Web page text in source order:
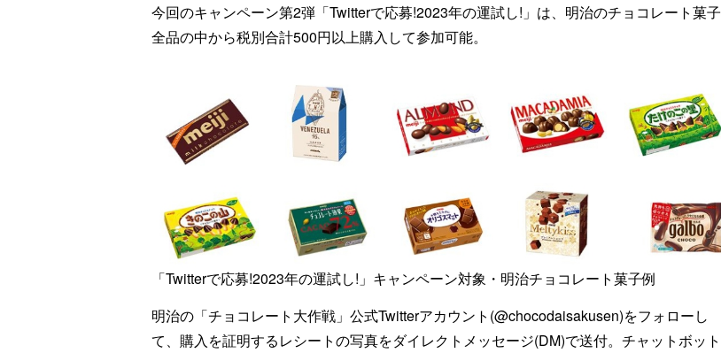
今回のキャンペーン第2弾「Twitterで応募!2023年の運試し!」は、明治のチョコレート菓子
全品の中から税別合計500円以上購入して参加可能。
「Twitterで応募!2023年の運試し!」キャンペーン対象・明治チョコレート菓子例
明治の「チョコレート大作戦」公式Twitterアカウント(@chocodaisakusen)をフォローし
て、購入を証明するレシートの写真をダイレクトメッセージ(DM)で送付。チャットボット